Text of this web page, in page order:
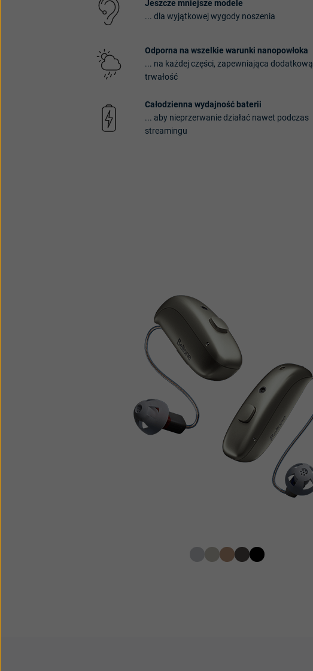
Jeszcze mniejsze modele
... dla wyjątkowejwygody noszenia
Odporna na wszelkie warunki nanopowłoka
... na każdejczęści, zapewniająca dodatkową
trwałość
Całodzienna wydajność baterii
... aby nieprzerwaniedziałać nawet podczas
streamingu